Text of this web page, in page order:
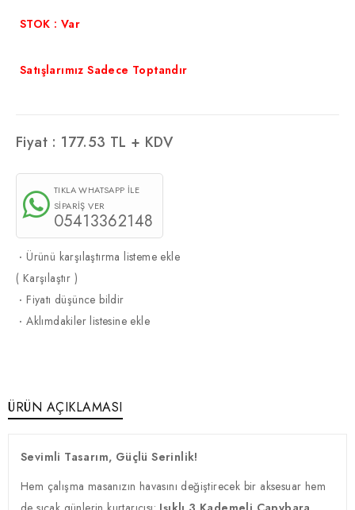
STOK : Var
Satışlarımız Sadece Toptandır
Fiyat : 177.53 TL + KDV
TIKLA WHATSAPP İLE
SİPARİŞ VER
05413362148
·Ürünü karşılaştırma listeme ekle
( Karşılaştır )
·Fiyatı düşünce bildir
·Aklımdakiler listesine ekle
ÜRÜN AÇIKLAMASI
Sevimli Tasarım, Güçlü Serinlik!
Hem çalışma masanızın havasını değiştirecek bir aksesuar hem